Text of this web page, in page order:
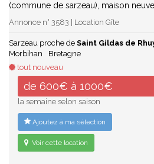
(commune de sarzeau), maison
Annonce n° 3583 | Location Gîte
Sarzeau proche de Saint Gildas de
Morbihan
Bretagne
tout nouveau
de 600€ à 1000€
la semaine selon saison
Ajoutez à ma sélection
Voir cette location